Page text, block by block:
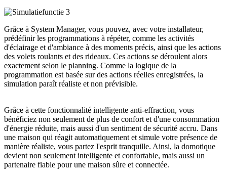
Grâce à System Manager, vous pouvez, avec votre installateur,
prédéfinir les programmations à répéter, comme les activités
d'éclairage et d'ambiance à des moments précis, ainsi que les actions
des volets roulants et des rideaux. Ces actions se déroulent alors
exactement selon le planning. Comme la logique de la
programmation est basée sur des actions réelles enregistrées, la
simulation paraît réaliste et non prévisible.
Grâce à cette fonctionnalité intelligente anti-effraction, vous
bénéficiez non seulement de plus de confort et d'une consommation
d'énergie réduite, mais aussi d'un sentiment de sécurité accru. Dans
une maison qui réagit automatiquement et simule votre présence de
manière réaliste, vous partez l'esprit tranquille. Ainsi, la domotique
devient non seulement intelligente et confortable, mais aussi un
partenaire fiable pour une maison sûre et connectée.